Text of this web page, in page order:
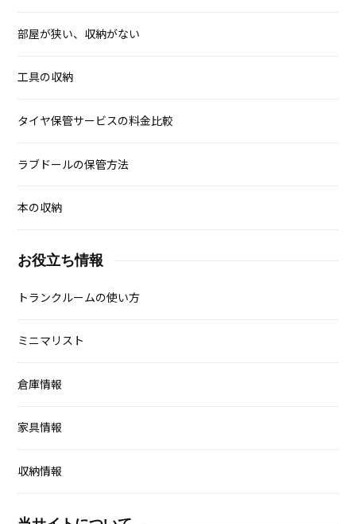
部屋が狭い、収納がない
工具の収納
タイヤ保管サービスの料金比較
ラブドールの保管方法
本の収納
お役立ち情報
トランクルームの使い方
ミニマリスト
倉庫情報
家具情報
収納情報